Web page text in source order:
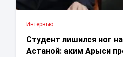
Интервью
Студент лишился ног
Астаной: аким Арыси